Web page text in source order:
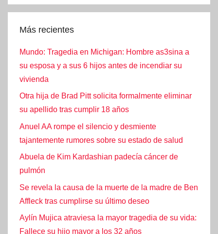
Más recientes
Mundo: Tragedia en Michigan: Hombre as3sina a
su esposa y a sus 6 hijos antes de incendiar su
vivienda
Otra hija de Brad Pitt solicita formalmente eliminar
su apellido tras cumplir 18 años
Anuel AA rompe el silencio y desmiente
tajantemente rumores sobre su estado de salud
Abuela de Kim Kardashian padecía cáncer de
pulmón
Se revela la causa de la muerte de la madre de Ben
Affleck tras cumplirse su último deseo
Aylín Mujica atraviesa la mayor tragedia de su vida:
Fallece su hijo mayor a los 32 años